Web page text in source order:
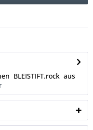
BLEISTIFT.rock aus